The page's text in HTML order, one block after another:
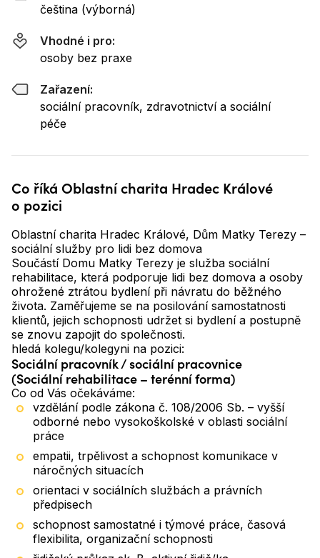
čeština (výborná)
Vhodné i pro:
osoby bez praxe
Zařazení:
sociální pracovník, zdravotnictví a sociální
péče
Co říká Oblastní charita Hradec Králové
o pozici
Oblastní charita Hradec Králové, Dům Matky Terezy –
sociální služby pro lidi bez domova
Součástí Domu Matky Terezy je služba sociální
rehabilitace, která podporuje lidi bez domova a osoby
ohrožené ztrátou bydlení při návratu do běžného
života. Zaměřujeme se na posilování samostatnosti
klientů, jejich schopnosti udržet si bydlení a postupně
se znovu zapojit do společnosti.
hledá kolegu/kolegyni na pozici:
Sociální pracovník / sociální pracovnice
(Sociální rehabilitace – terénní forma)
Co od Vás očekáváme:
vzdělání podle zákona č. 108/2006 Sb. – vyšší
odborné nebo vysokoškolské v oblasti sociální
práce
empatii, trpělivost a schopnost komunikace v
náročných situacích
orientaci v sociálních službách a právních
předpisech
schopnost samostatné i týmové práce, časová
flexibilita, organizační schopnosti